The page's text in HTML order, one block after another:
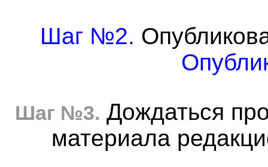
Шаг №2.
Шаг №3. Дождаться
материала